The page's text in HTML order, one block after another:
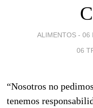
ALIMENTOS - 06
06
“Nosotros no
tenemos